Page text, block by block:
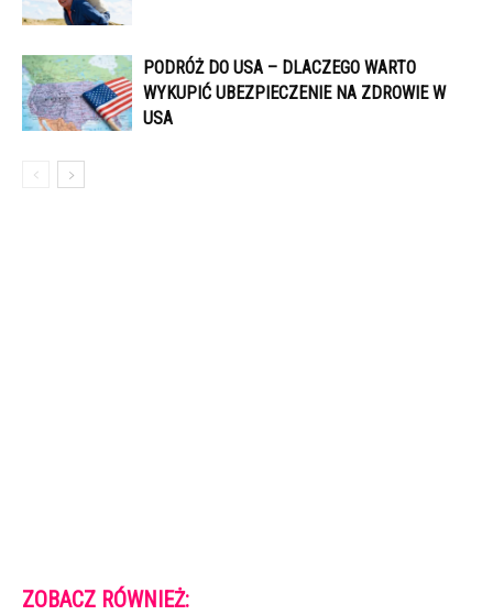
PODRÓŻ DO USA – DLACZEGO WARTO
WYKUPIĆ UBEZPIECZENIE NA ZDROWIE W
USA
ZOBACZ RÓWNIEŻ: